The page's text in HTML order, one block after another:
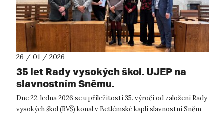
26 / 01 / 2026
35 let Rady vysokých škol. UJEP na
slavnostním Sněmu.
Dne 22. ledna 2026 se u příležitosti 35. výročí od založení Rady
vysokých škol (RVŠ) konal v Betlémské kapli slavnostní Sněm